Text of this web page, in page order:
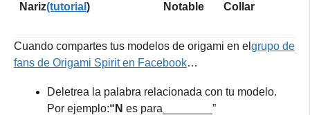
Nariz(tutorial ) Notable Collar
Cuando compartes tus modelos de origami en el grupo de
fans de Origami Spirit en Facebook…
Deletrea la palabra relacionada con tu modelo.
Por ejemplo:“N es para________”